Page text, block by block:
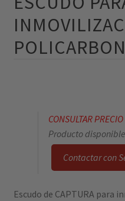
CONSULTAR PRECIO
Producto
Contactar con
Escudo de CAPTURA para